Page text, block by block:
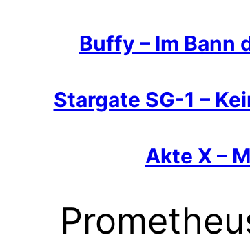
Buffy – Im Bann
Stargate SG-1 –
Akte X –